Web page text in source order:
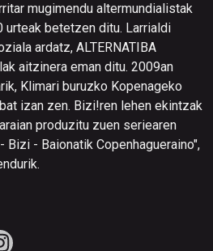
mugimendu altermundialistak
urteak betetzen ditu. Larrialdi
ardatz, ALTERNATIBA
aitzinera eman ditu. 2009an
Klimari buruzko Kopenageko
izan zen. Bizi!ren lehen ekintzak
produzitu zuen seriearen
Bizi - Baionatik Copenhagueraino",